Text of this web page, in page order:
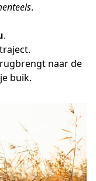
.
.
naar de
buik.